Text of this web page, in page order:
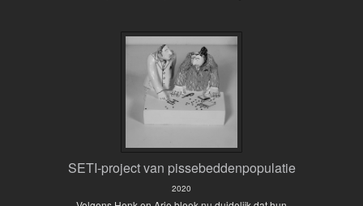
SETI-project van pissebeddenpopulatie
2020